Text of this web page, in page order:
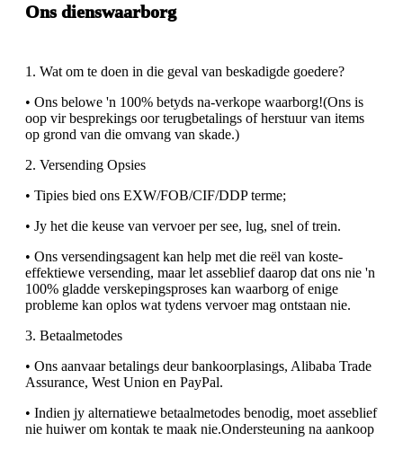
Ons dienswaarborg
1. Wat om te doen in die geval van beskadigde goedere?
• Ons belowe 'n 100% betyds na-verkope waarborg!(Ons is
oop vir besprekings oor terugbetalings of herstuur van items
op grond van die omvang van skade.)
2. Versending Opsies
• Tipies bied ons EXW/FOB/CIF/DDP terme;
• Jy het die keuse van vervoer per see, lug, snel of trein.
• Ons versendingsagent kan help met die reël van koste-
effektiewe versending, maar let asseblief daarop dat ons nie 'n
100% gladde verskepingsproses kan waarborg of enige
probleme kan oplos wat tydens vervoer mag ontstaan ​​nie.
3. Betaalmetodes
• Ons aanvaar betalings deur bankoorplasings, Alibaba Trade
Assurance, West Union en PayPal.
• Indien jy alternatiewe betaalmetodes benodig, moet asseblief
nie huiwer om kontak te maak nie.Ondersteuning na aankoop